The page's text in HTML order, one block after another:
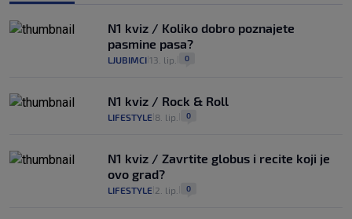
N1 kviz / Koliko dobro poznajete
pasmine pasa?
LJUBIMCI 13. lip. 0
N1 kviz / Rock & Roll
LIFESTYLE 8. lip. 0
N1 kviz / Zavrtite globus i recite koji je
ovo grad?
LIFESTYLE 2. lip. 0